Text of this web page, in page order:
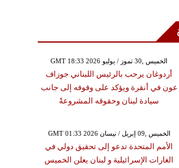
GMT 18:33 2026 الخميس ,30 تموز / يوليو
أردوغان يرحب بالرئيس اللبناني جوزاف
عون في أنقرة ويؤكد على وقوفه إلى جانب
سيادة لبنان وحقوقه المشروعةً
GMT 01:33 2026 الخميس ,09 إبريل / نيسان
الأمم المتحدة تدعو إلى تحقيق دولي في
الغارات الإسرائيلية و لبنان يعلن الخميس